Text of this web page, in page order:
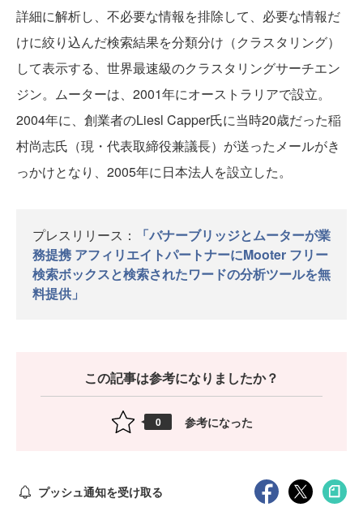
詳細に解析し、不必要な情報を排除して、必要な情報だ
けに絞り込んだ検索結果を分類分け（クラスタリング）
して表示する、世界最速級のクラスタリングサーチエン
ジン。ムーターは、2001年にオーストラリアで設立。
2004年に、創業者のLiesl Capper氏に当時20歳だった稲
村尚志氏（現・代表取締役兼議長）が送ったメールがき
っかけとなり、2005年に日本法人を設立した。
プレスリリース：
「バナーブリッジとムーターが業
務提携 アフィリエイトパートナーにMooter フリー
検索ボックスと検索されたワードの分析ツールを無
料提供」
この記事は参考になりましたか？
0 参考になった
プッシュ通知を受け取る